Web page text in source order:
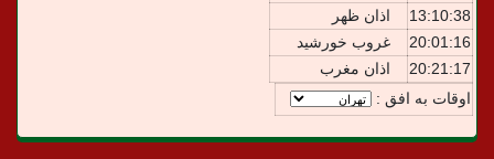
13:10:38
اذان ظهر
20:01:16
غروب خورشید
20:21:17
اذان مغرب
اوقات به افق :